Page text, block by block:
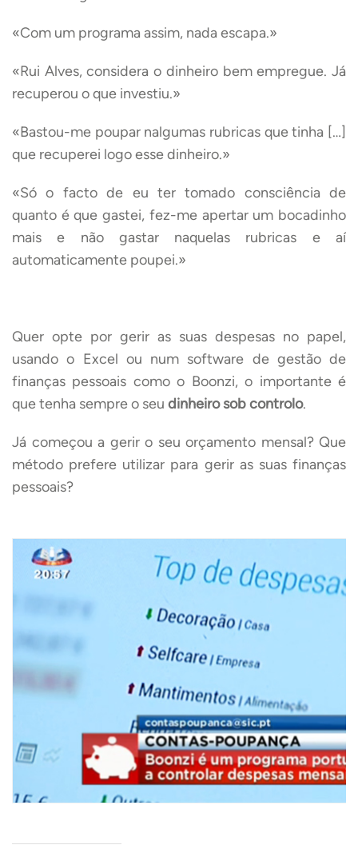
«Com um programa assim, nada escapa.»
«Rui Alves, considera o dinheiro bem empregue. Já
recuperou o que investiu.»
«Bastou-me poupar nalgumas rubricas que tinha […]
que recuperei logo esse dinheiro.»
«Só o facto de eu ter tomado consciência de
quanto é que gastei, fez-me apertar um bocadinho
mais e não gastar naquelas rubricas e aí
automaticamente poupei.»
Quer opte por gerir as suas despesas no papel,
usando o Excel ou num software de gestão de
finanças pessoais como o Boonzi, o importante é
que tenha sempre o seu dinheiro sob controlo.
Já começou a gerir o seu orçamento mensal? Que
método prefere utilizar para gerir as suas finanças
pessoais?